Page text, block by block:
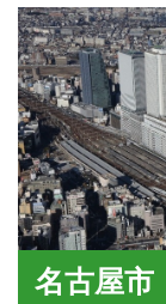
名古屋市